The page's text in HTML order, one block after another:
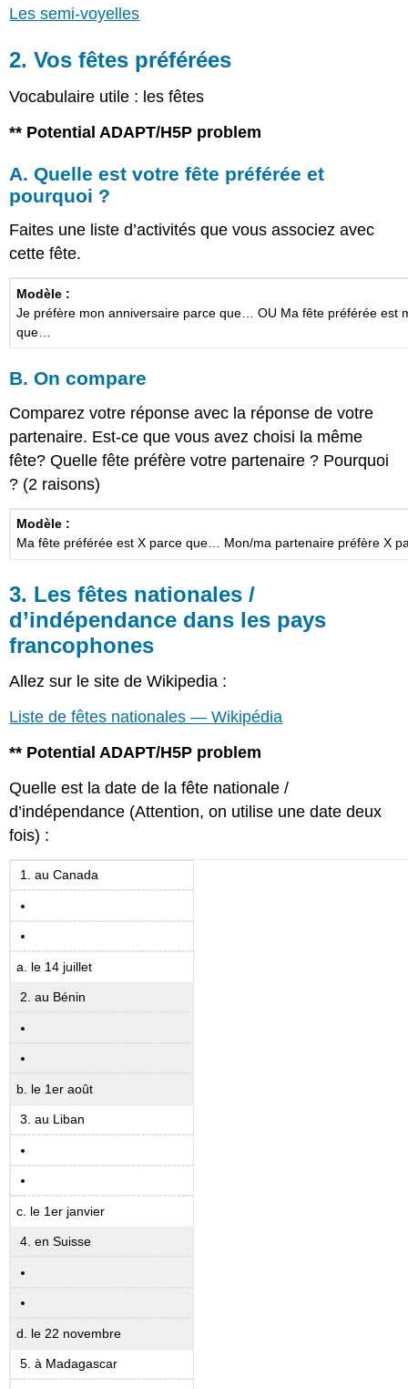
Les semi-voyelles
2. Vos fêtes préférées
Vocabulaire utile : les fêtes
** Potential ADAPT/H5P problem
A. Quelle est votre fête préférée et
pourquoi ?
Faites une liste d’activités que vous associez avec
cette fête.
Modèle :
Je préfère mon anniversaire parce que… OU Ma fête préférée est
que…
B. On compare
Comparez votre réponse avec la réponse de votre
partenaire. Est-ce que vous avez choisi la même
fête? Quelle fête préfère votre partenaire ? Pourquoi
? (2 raisons)
Modèle :
Ma fête préférée est X parce que… Mon/ma partenaire préfère X
3. Les fêtes nationales /
d’indépendance dans les pays
francophones
Allez sur le site de Wikipedia :
Liste de fêtes nationales — Wikipédia
** Potential ADAPT/H5P problem
Quelle est la date de la fête nationale /
d’indépendance (Attention, on utilise une date deux
fois) :
au Canada
a. le 14 juillet
au Bénin
b. le 1er août
au Liban
c. le 1er janvier
en Suisse
d. le 22 novembre
à Madagascar